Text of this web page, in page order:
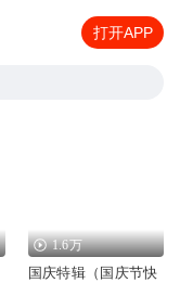
打开APP
1.6万
国庆特辑（国庆节快